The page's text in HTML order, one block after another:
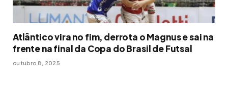
Atlântico vira no fim, derrota o Magnus e sai na
frente na final da Copa do Brasil de Futsal
outubro 8, 2025